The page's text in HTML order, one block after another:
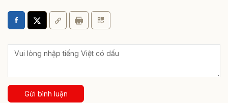
Gửi bình luận